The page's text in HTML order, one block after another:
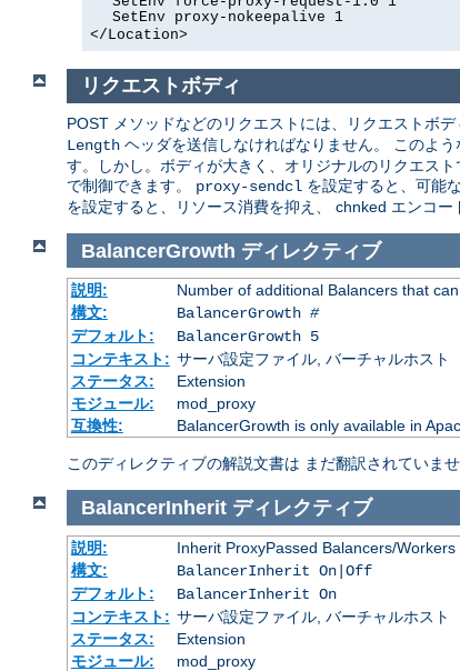
SetEnv proxy-nokeepalive 1
</Location>
リクエストボディ
POST メソッドなどのリクエストには、リクエストボ
Length ヘッダを送信しなければなりません。 このよ
す。しかし。ボディが大きく、オリジナルのリクエス
で制御できます。 proxy-sendcl を設定すると、可能
を設定すると、リソース消費を抑え、 chnked エンコー
BalancerGrowth ディレクティブ
説明:
Number of additional Balancers that
構文:
BalancerGrowth #
デフォルト:
BalancerGrowth 5
コンテキスト: サーバ設定ファイル, バーチャルホスト
ステータス:
Extension
モジュール:
mod_proxy
互換性:
BalancerGrowth is only available in
このディレクティブの解説文書は まだ翻訳されていま
BalancerInherit ディレクティブ
説明:
Inherit ProxyPassed Balancers/
構文:
BalancerInherit On|Off
デフォルト:
BalancerInherit On
コンテキスト: サーバ設定ファイル, バーチャルホスト
ステータス:
Extension
モジュール:
mod_proxy